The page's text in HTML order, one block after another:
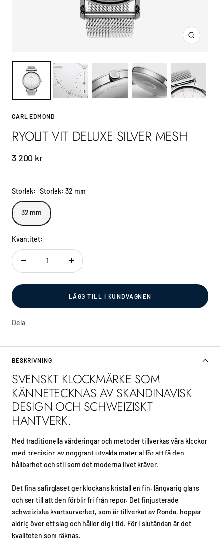
Zoom
CARL EDMOND
RYOLIT VIT DELUXE SILVER MESH
Sale
price
3 200 kr
Storlek: Storlek: 32 mm
32 mm
Kvantitet:
Decrease
Increase
LÄGG TILL I KUNDVAGNEN
Dela
BESKRIVNING
SVENSKT KLOCKMÄRKE SOM
KÄNNETECKNAS AV SKANDINAVISK
DESIGN OCH SCHWEIZISKT
HANTVERK.
Med traditionella värderingar och metoder tillverkas våra klockor
med precision av noggrant utvalda material för att få den
hållbarhet och stil som det moderna livet kräver.
Det fina safirglaset ger klockans kristall en fin, långvarig glans
och ser till att den förblir fri från repor. Det finjusterade
schweiziska kvartsurverket, som är tillverkat av Ronda, hoppar
aldrig över ett slag och håller dig i tid. För i slutändan är det
kvaliteten som räknas.